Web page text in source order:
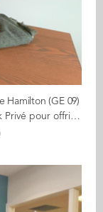
Hamilton (GE 09)
Laurène Hamilton (GE 09) a fondé New York Privé pour offrir des expériences personnalisées et visites guidées conviviales pour découvrir NYC de l'intérieur. Le format "en privé" permet de montrer la ville comme un ami le ferait mais avec l’expertise de la ville en plus. Pour rebondir face à la crise, Laurène a créé une expérience en ligne, la Capsule CNEWYORK. "Entre théatre, jeu de piste et histoire, ce cocktail détonnant surprend!" dit-elle. Le concept ? Découvrir New York et voyager dans le temps. Alors qu'il est impossible de partir à New York en raison de l'épidémie de coronavirus, la ville de New York vient à domicile ! Cette visite virtuelle multimédia plonge les visiteurs dans le New York de la fin du 19ème siècle, à la rencontre d'Annie Moore, la première immigrante qui a débarqué à Ellis Island en 1892. Laurène, guide française certifiée installée à New York interprète ce personnage historique. "C'est une nouvelle façon de poursuivre mon activité de guide." Comment se déroule cette visite virtuelle inédite ? Laurène vous donne rendez-vous via votre ordinateur ou votre tablette pour une expérience inédite à mi-chemin entre le jeu de piste et la pièce de théâtre. La visite dure une heure et fourmille d'anecdotes sur la statue de la Liberté et Ellis Island, la porte d'entrée du rêve américain. La visite se veut également ludique : Annie Moore met ses visiteurs à contribution en leur posant des énigmes. Un exemple : quel est le point commun entre Annie Moore et l'ancien Président Barack Obama ? Pour en savoir plus: sur la Capsule CNEWYORK pour contacter Laurène